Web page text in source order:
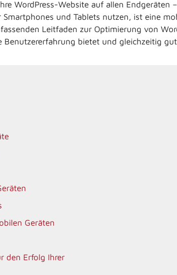
WordPress-Website auf allen
und Tablets nutzen, ist eine
Leitfaden zur Optimierung von
Benutzererfahrung bietet und gleichzeitig
Geräten
den Erfolg Ihrer